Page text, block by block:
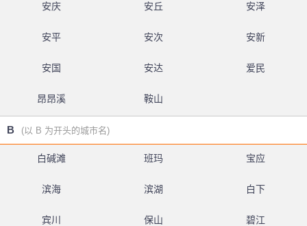
安庆 安丘 安泽
安平 安次 安新
安国 安达 爱民
昂昂溪 鞍山
B (以 B 为开头的城市名)
白碱滩 班玛 宝应
滨海 滨湖 白下
宾川 保山 碧江